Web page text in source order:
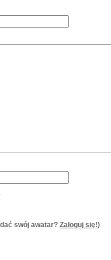
swój awatar? Zaloguj się!)